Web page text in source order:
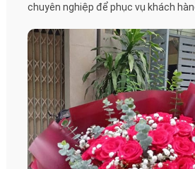
chuyên nghiệp để phục vụ khách